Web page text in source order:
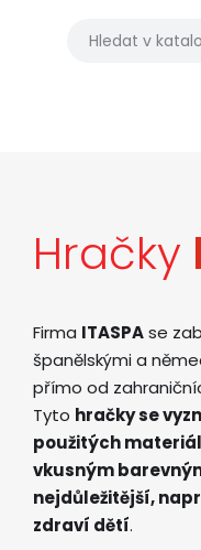
Hračky
Firma ITASPAse
španělskými a
přímo od
Tyto hračky se
použitých
vkusným
nejdůležitější,
zdraví dětí.